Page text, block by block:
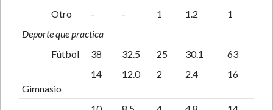
Otro - - 1 1.2
1
Deporte que practica
Fútbol
38 32.5 25 30.1 63
Gimnasio
14 12.0 2 2.4 16